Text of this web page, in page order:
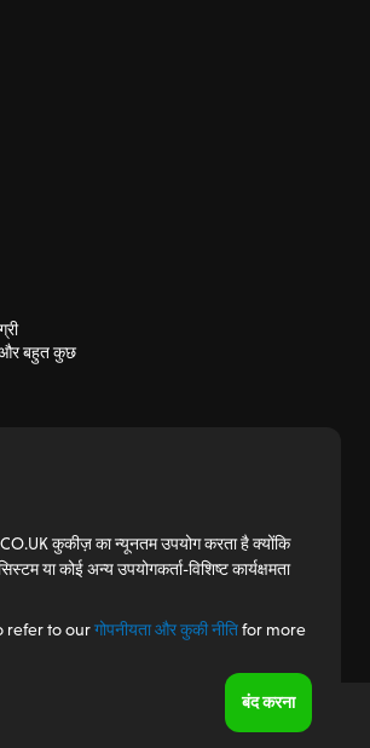
और बहुत कुछ
और विकसित
कुकीज़ का न्यूनतम उपयोग करता है क्योंकि
या कोई अन्य उपयोगकर्ता-विशिष्ट कार्यक्षमता
refer to ourगोपनीयता और कुकी नीतिfor more
बंद करना